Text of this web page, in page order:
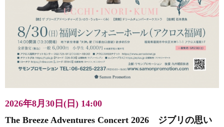
2026年8月30日(日) 14:00
The Breeze Adventures Concert 2026 ジブリの思い